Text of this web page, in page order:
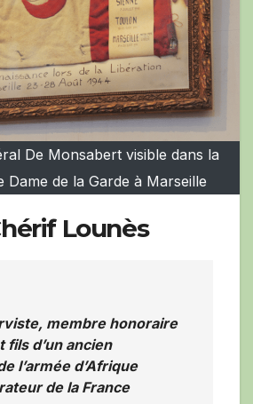
De Monsabert visible dans la
Dame de la Garde à Marseille
Lounès
membre honoraire
fils d’un ancien
l’armée d’Afrique
de la France